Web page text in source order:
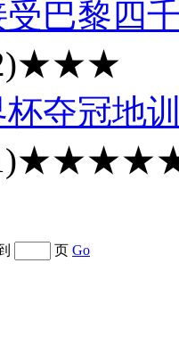
巴黎四
★★★
夺冠地
页 Go